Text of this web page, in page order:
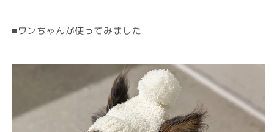
■ワンちゃんが使ってみました